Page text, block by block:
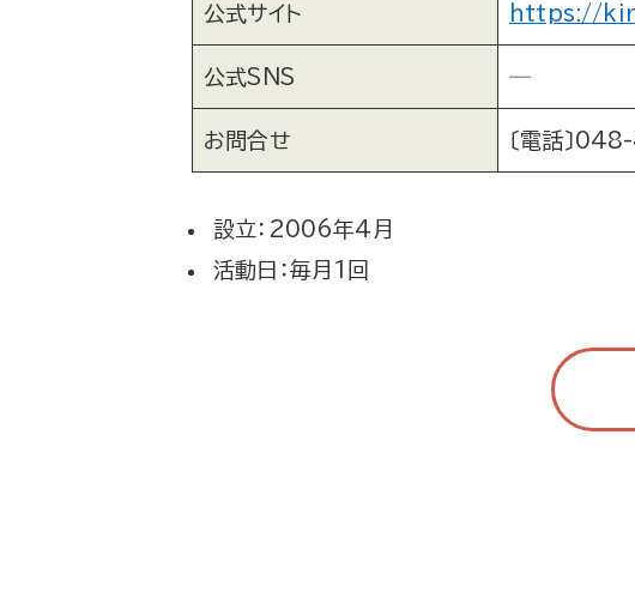
公式サイト https://
公式SNS ─
お問合せ 〔電話〕
設立：2006年4月
活動日：毎月1回